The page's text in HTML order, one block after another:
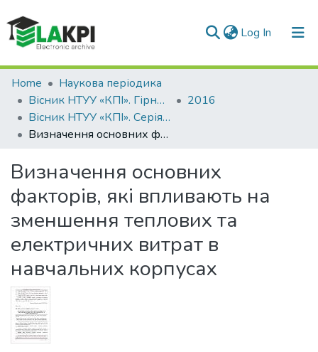
Log In (current)
Communities & Collections
All of DSpace
Statistics
Home
Наукова періодика
Вісник НТУУ «КПІ». Гірництво
2016
Вісник НТУУ «КПІ». Серія «Гірництво»: збірник наукових праць, Вип. 30
Визначення основних факторів, які впливають на зменшення теплових та електричних витрат в навчальних корпусах
Визначення основних
факторів, які впливають на
зменшення теплових та
електричних витрат в
навчальних корпусах